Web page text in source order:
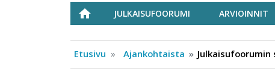
Julkaisufoorumi
ETUSIVUJULKAISUFOORUMI ARVIOINNIT
Etusivu Ajankohtaista